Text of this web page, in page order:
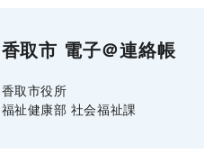
香取市 電子＠連絡帳
香取市役所
福祉健康部 社会福祉課